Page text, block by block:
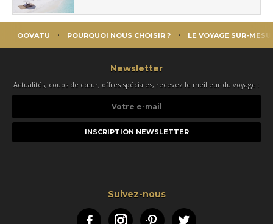
OOVATU POURQUOI NOUS CHOISIR ? LE VOYAGE SUR-
Newsletter
Actualités, coups de cœur, offres spéciales, recevez le meilleur du voyage :
e-
Suivez-nous
FacebookInstagramPinterestTwitter